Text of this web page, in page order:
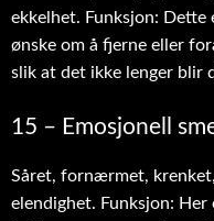
ekkelhet. Funksjon: Dette
ønske om å fjerne eller
slik at det ikke lenger blir
15 – Emosjonell
Såret, fornærmet,
elendighet. Funksjon: Her